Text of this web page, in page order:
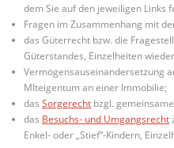
dem Sie auf den jeweiligen Links
Fragen im Zusammenhang mit
das Güterrecht bzw. die
Güterstandes, Einzelheiten wieder
Vermögensauseinandersetzung
MIteigentum an einer Immobilie;
das Sorgerecht bzgl.
das Besuchs- und Umgangsrecht
Enkel- oder „Stief“-Kindern,